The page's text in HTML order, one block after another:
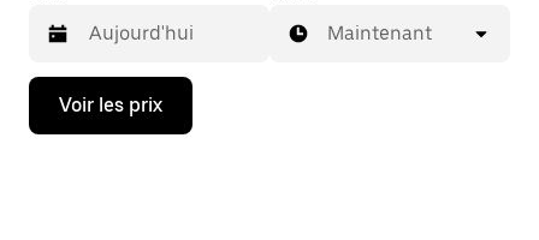
Appuyez
la
Maintenant
Voir les prix